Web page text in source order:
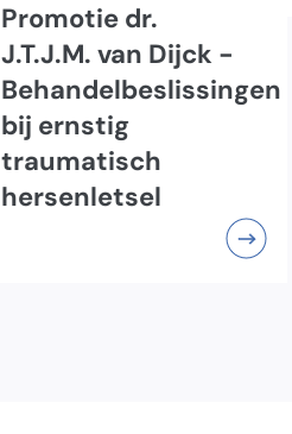
Promotie dr.
J.T.J.M. van Dijck -
Behandelbeslissingen
bij ernstig
traumatisch
hersenletsel